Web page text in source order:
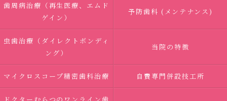
歯周病治療（再生医療、エムド
ゲイン）
予防歯科 (メンテナンス)
虫歯治療（ダイレクトボンディ
ング）
当院の特徴
マイクロスコープ精密歯科治療 自費専門併設技工所